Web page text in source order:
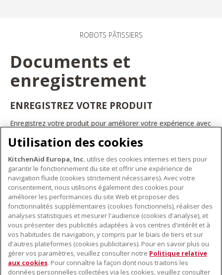
ROBOTS PÂTISSIERS
Documents et
enregistrement
ENREGISTREZ VOTRE PRODUIT
Enregistrez votre produit pour améliorer votre expérience avec
bénéficier d'offres et de promotions exclusives, recevoir des
conseils et des astuces, et bien plus encore.
INSCRIVEZ-VOUS DÈS À PRÉSENT
À PROPOS DE KITCHENAID
À propos de KitchenAid
Histoire de la marque
Communiqués de presse
ODR
NOS PRODUITS
Petits électroménagers
Matériel de cuisine
SERVICE CLIENT
Utilisation des cookies
KitchenAid Europa, Inc. utilise des cookies internes et tiers pour
garantir le fonctionnement du site et offrir une expérience de
navigation fluide (cookies strictement nécessaires). Avec votre
consentement, nous utilisons également des cookies pour
améliorer les performances du site Web et proposer des
fonctionnalités supplémentaires (cookies fonctionnels), réaliser des
analyses statistiques et mesurer l'audience (cookies d'analyse), et
vous présenter des publicités adaptées à vos centres d'intérêt et à
vos habitudes de navigation, y compris par le biais de tiers et sur
d'autres plateformes (cookies publicitaires). Pour en savoir plus ou
gérer vos paramètres, veuillez consulter notre Politique relative
aux cookies. Pour connaître la façon dont nous traitons les
données personnelles collectées via les cookies, veuillez consulter